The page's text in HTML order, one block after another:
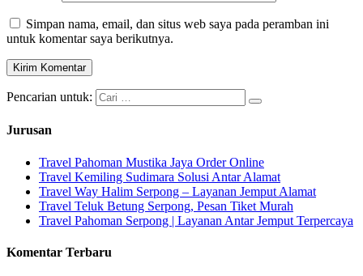
Simpan nama, email, dan situs web saya pada peramban ini
untuk komentar saya berikutnya.
Pencarian untuk:
Jurusan
Travel Pahoman Mustika Jaya Order Online
Travel Kemiling Sudimara Solusi Antar Alamat
Travel Way Halim Serpong – Layanan Jemput Alamat
Travel Teluk Betung Serpong, Pesan Tiket Murah
Travel Pahoman Serpong | Layanan Antar Jemput Terpercaya
Komentar Terbaru